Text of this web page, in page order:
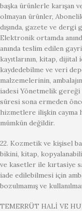
başka ürünlerle karışan
olmayan ürünler,
dışında, gazete ve dergi
Elektronik ortamda
anında teslim edilen
kayıtlarının, kitap, dijital
kaydedebilme ve veri
malzemelerinin,
iadesi Yönetmelik gereği
süresi sona ermeden
hizmetlere ilişkin cayma
mümkün değildir.
22. Kozmetik ve kişisel
bikini, kitap,
ve kasetler ile kırtasiye
iade edilebilmesi için
bozulmamış ve
TEMERRÜT HALİ VE